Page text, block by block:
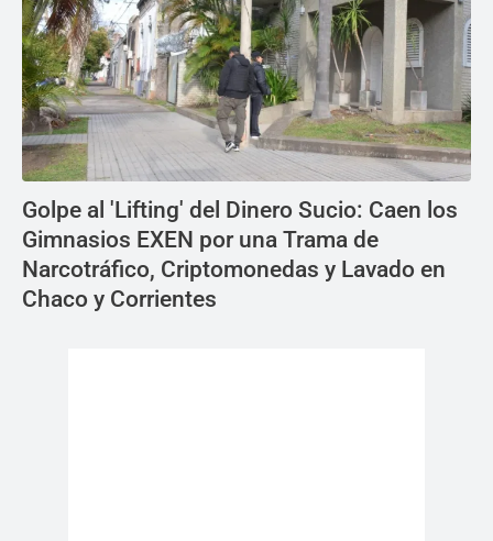
Golpe al 'Lifting' del Dinero Sucio: Caen los
Gimnasios EXEN por una Trama de
Narcotráfico, Criptomonedas y Lavado en
Chaco y Corrientes